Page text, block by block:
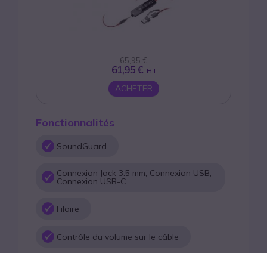
Fonctionnalités
SoundGuard
Connexion Jack 3.5 mm, Connexion USB,
Connexion USB-C
Filaire
Contrôle du volume sur le câble
65,95 €
61,95 € HT
ACHETER